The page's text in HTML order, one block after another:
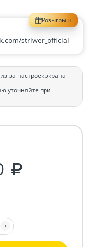
Розыгрыш
striwer_official
за настроек экрана
уточняйте при